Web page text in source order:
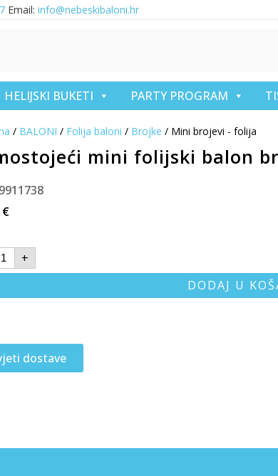
Email: info@nebeskibaloni.hr
HELIJSKI BUKETI PARTY PROGRAM
/ BALONI / Folija baloni / Brojke / Mini brojevi - folija
mini folijski balon
€
+
DODAJ U
dostave